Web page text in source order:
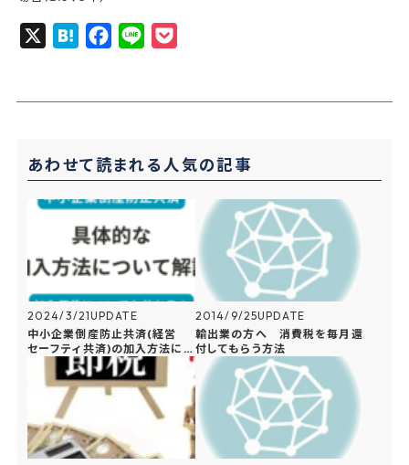
H
a
o
k
t
あわせて読まれる人気の記事
2024/3/21UPDATE
中小企業倒産防止共済(経営
セーフティ共済)の加入方法につ
いて解説
2014/9/25UPDATE
輸出業の方へ 消費税を毎月還
付してもらう方法